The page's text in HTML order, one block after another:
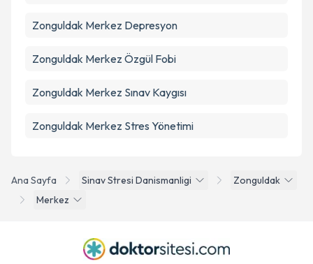
Ana Sayfa Sinav Stresi Danismanligi
Zonguldak
Merkez
Zonguldak Merkez Depresyon
Zonguldak Merkez Özgül Fobi
Zonguldak Merkez Sınav Kaygısı
Zonguldak Merkez Stres Yönetimi